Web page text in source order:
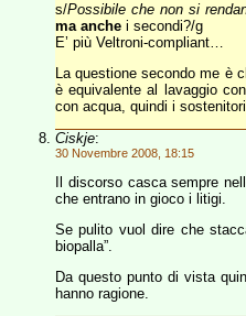
s/Possibile che non si
ma anche i secondi?/g
E’ più Veltroni-compliant…
La questione secondo me è
è equivalente al lavaggio
con acqua, quindi i
Ciskje:
30 Novembre 2008, 18:15
Il discorso casca sempre
che entrano in gioco i litigi.
Se pulito vuol dire che
biopalla”.
Da questo punto di vista
hanno ragione.